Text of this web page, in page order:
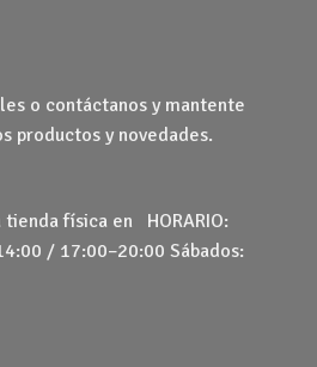
o contáctanos y mantente
productos y novedades.
tienda física en HORARIO:
/ 17:00–20:00 Sábados: